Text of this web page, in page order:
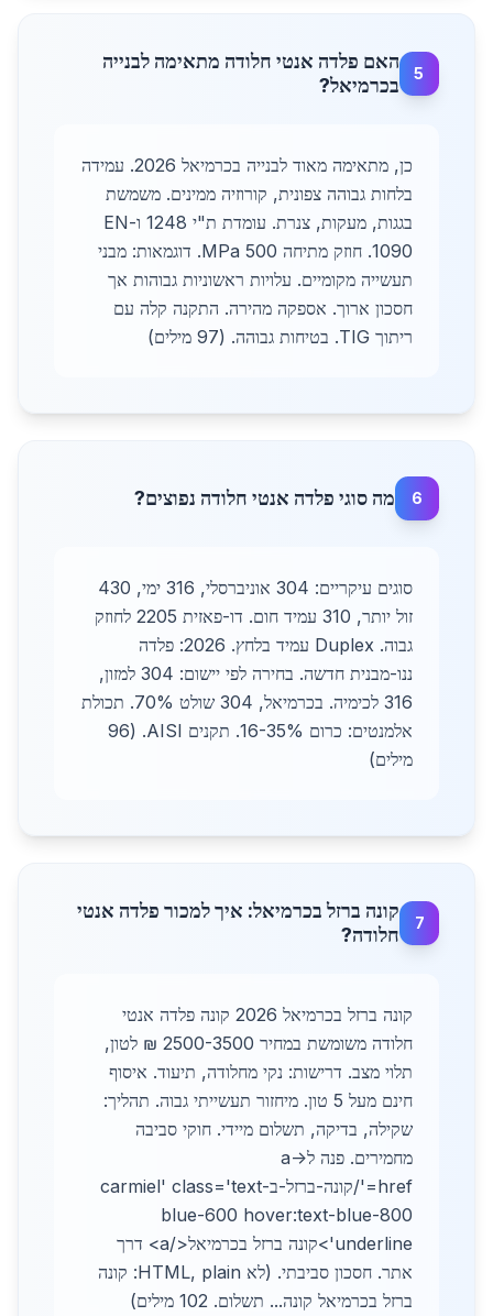
5
האם פלדה אנטי חלודה מתאימה לבנייה
בכרמיאל?
כן, מתאימה מאוד לבנייה בכרמיאל 2026. עמידה
בלחות גבוהה צפונית, קורוזיה ממינים. משמשת
בגגות, מעקות, צנרת. עומדת ת"י 1248 ו-EN
1090. חוזק מתיחה 500 MPa. דוגמאות: מבני
תעשייה מקומיים. עלויות ראשוניות גבוהות אך
חסכון ארוך. אספקה מהירה. התקנה קלה עם
ריתוך TIG. בטיחות גבוהה. (97 מילים)
6 מה סוגי פלדה אנטי חלודה נפוצים?
סוגים עיקריים: 304 אוניברסלי, 316 ימי, 430
זול יותר, 310 עמיד חום. דו-פאזית 2205 לחוזק
גבוה. Duplex עמיד בלחץ. 2026: פלדה
ננו-מבנית חדשה. בחירה לפי יישום: 304 למזון,
316 לכימיה. בכרמיאל, 304 שולט 70%. תכולת
אלמנטים: כרום 16-35%. תקנים AISI. (96
מילים)
7
קונה ברזל בכרמיאל: איך למכור פלדה אנטי
חלודה?
קונה ברזל בכרמיאל 2026 קונה פלדה אנטי
חלודה משומשת במחיר 2500-3500 ₪ לטון,
תלוי מצב. דרישות: נקי מחלודה, תיעוד. איסוף
חינם מעל 5 טון. מיחזור תעשייתי גבוה. תהליך:
שקילה, בדיקה, תשלום מיידי. חוקי סביבה
מחמירים. פנה ל-<a
href='/קונה-ברזל-בcarmiel' class='text-
blue-600 hover:text-blue-800
underline'>קונה ברזל בכרמיאל</a> דרך
אתר. חסכון סביבתי. (לא HTML, plain: קונה
ברזל בכרמיאל קונה... תשלום. 102 מילים)